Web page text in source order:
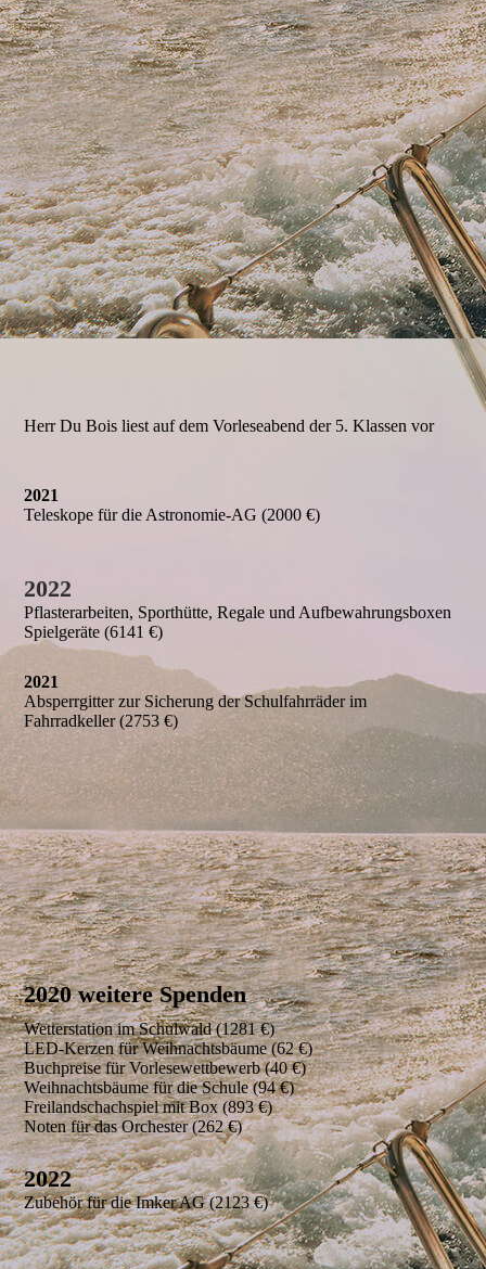
Herr Du Bois liest auf dem Vorleseabend der 5. Klassen vor
2021
Teleskope für die Astronomie-AG (2000 €)
2022
Pflasterarbeiten, Sporthütte, Regale und Aufbewahrungsboxen
Spielgeräte (6141 €)
2021
Absperrgitter zur Sicherung der Schulfahrräder im
Fahrradkeller (2753 €)
2020 weitere Spenden
Wetterstation im Schulwald (1281 €)
LED-Kerzen für Weihnachtsbäume (62 €)
Buchpreise für Vorlesewettbewerb (40 €)
Weihnachtsbäume für die Schule (94 €)
Freilandschachspiel mit Box (893 €)
Noten für das Orchester (262 €)
2022
Zubehör für die Imker AG (2123 €)